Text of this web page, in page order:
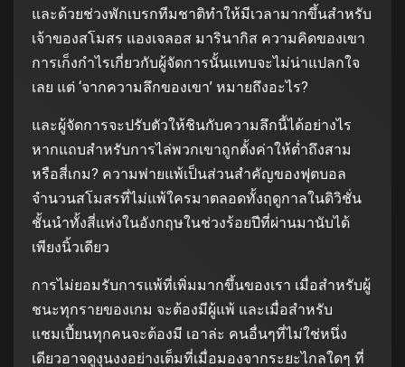
และด้วยช่วงพักเบรกทีมชาติทำให้มีเวลามากขึ้นสำหรับ
เจ้าของสโมสร แองเจลอส มารินากิส ความคิดของเขา
การเก็งกำไรเกี่ยวกับผู้จัดการนั้นแทบจะไม่น่าแปลกใจ
เลย แต่ ‘จากความลึกของเขา’ หมายถึงอะไร?
และผู้จัดการจะปรับตัวให้ชินกับความลึกนี้ได้อย่างไร
หากแถบสำหรับการไล่พวกเขาถูกตั้งค่าให้ต่ำถึงสาม
หรือสี่เกม? ความพ่ายแพ้เป็นส่วนสำคัญของฟุตบอล
จำนวนสโมสรที่ไม่แพ้ใครมาตลอดทั้งฤดูกาลในดิวิชั่น
ชั้นนำทั้งสี่แห่งในอังกฤษในช่วงร้อยปีที่ผ่านมานับได้
เพียงนิ้วเดียว
การไม่ยอมรับการแพ้ที่เพิ่มมากขึ้นของเรา เมื่อสำหรับผู้
ชนะทุกรายของเกม จะต้องมีผู้แพ้ และเมื่อสำหรับ
แชมเปี้ยนทุกคนจะต้องมี เอาล่ะ คนอื่นๆที่ไม่ใช่หนึ่ง
เดียวอาจดูงุนงงอย่างเต็มที่เมื่อมองจากระยะไกลใดๆ ที่